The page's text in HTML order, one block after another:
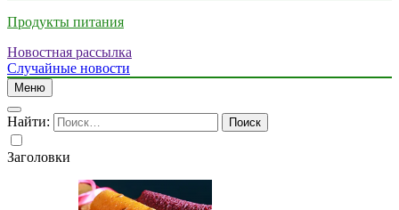
Продукты питания
Новостная рассылка
Случайные новости
Меню
Найти:
Заголовки